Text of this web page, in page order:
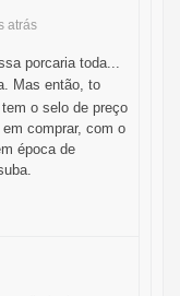
atrás
porcaria toda...
Mas então, to
o selo de preço
comprar, com o
época de